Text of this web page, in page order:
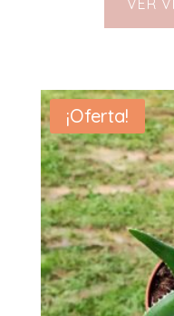
¡Oferta!